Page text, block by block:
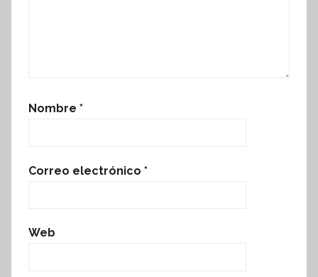
Nombre *
Correo electrónico *
Web